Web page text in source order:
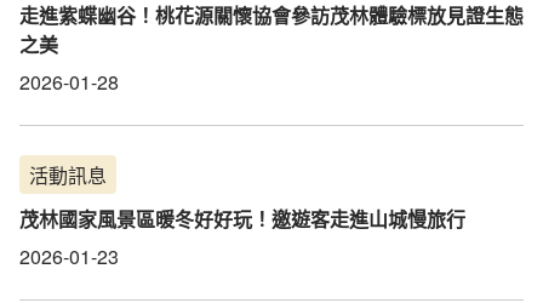
走進紫蝶幽谷！桃花源關懷協會參訪茂林體驗標放見證生態
之美
2026-01-28
活動訊息
茂林國家風景區暖冬好好玩！邀遊客走進山城慢旅行
2026-01-23